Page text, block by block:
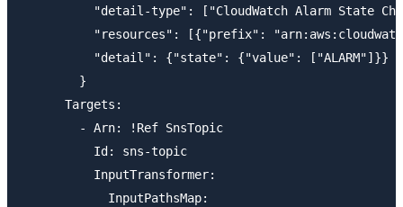
"detail-type": ["CloudWatch Alarm State
"resources": [{"prefix":
          "detail": {"state": {"value": ["ALARM"]}}
        }
      Targets:
        - Arn: !Ref SnsTopic
          Id: sns-topic
          InputTransformer:
            InputPathsMap: